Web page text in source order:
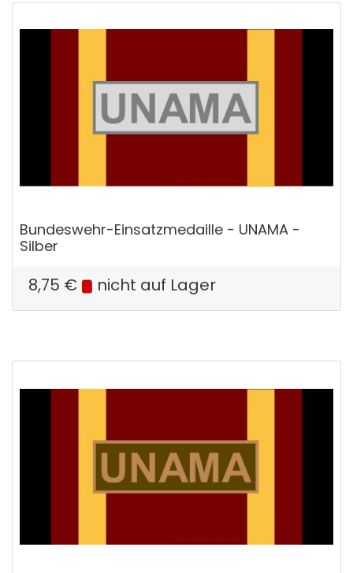
Bundeswehr-Einsatzmedaille - UNAMA -
Silber
8,75 € nicht auf Lager